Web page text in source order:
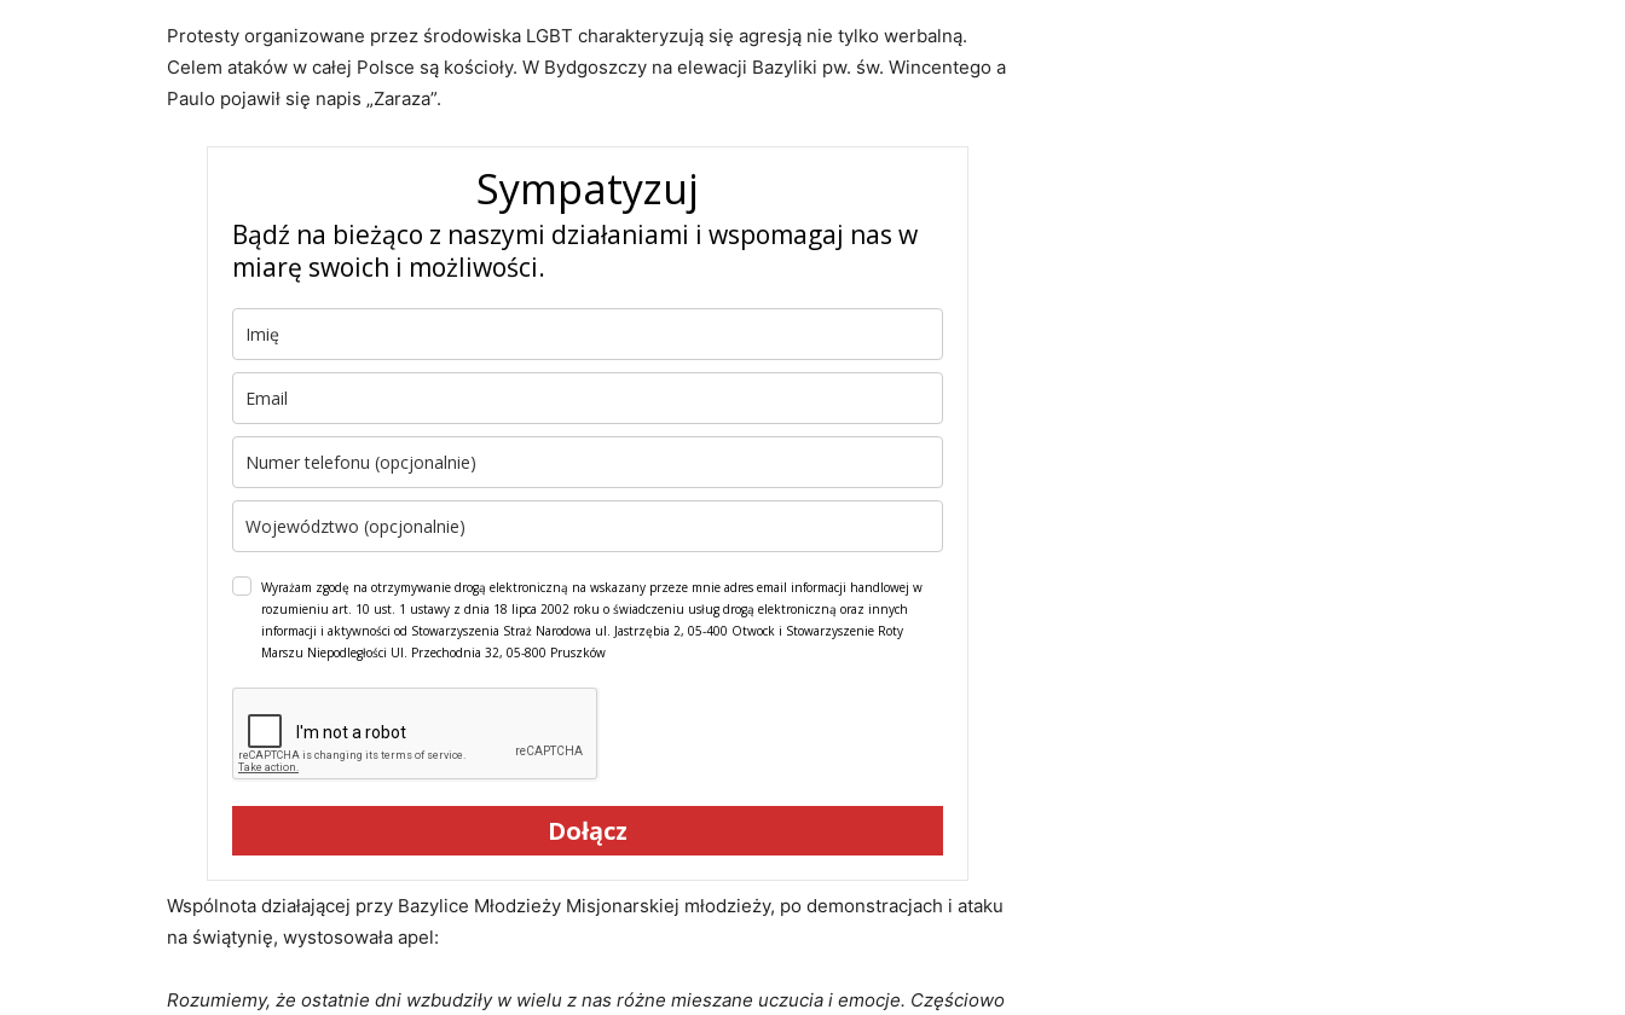
Protesty organizowane przez środowiska LGBT charakteryzują się agresją nie tylko werbalną.
Celem ataków w całej Polsce są kościoły. W Bydgoszczy na elewacji Bazyliki pw. św. Wincentego a
Paulo pojawił się napis „Zaraza”.
Sympatyzuj
Bądź na bieżąco z naszymi działaniami i wspomagaj nas w
miarę swoich i możliwości.
Wyrażam zgodę na otrzymywanie drogą elektroniczną na wskazany przeze mnie adres email informacji handlowej w
rozumieniu art. 10 ust. 1 ustawy z dnia 18 lipca 2002 roku o świadczeniu usług drogą elektroniczną oraz innych
informacji i aktywności od Stowarzyszenia Straż Narodowa ul. Jastrzębia 2, 05-400 Otwock i Stowarzyszenie Roty
Marszu Niepodległości Ul. Przechodnia 32, 05-800 Pruszków
Dołącz
Wspólnota działającej przy Bazylice Młodzieży Misjonarskiej młodzieży, po demonstracjach i ataku
na świątynię, wystosowała apel:
Rozumiemy, że ostatnie dni wzbudziły w wielu z nas różne mieszane uczucia i emocje. Częściowo